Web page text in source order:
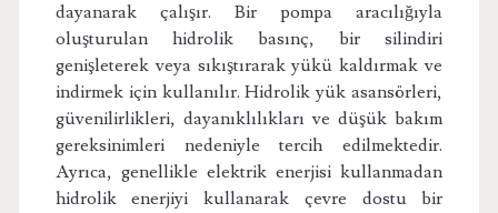
dayanarak çalışır. Bir pompa aracılığıyla
oluşturulan hidrolik basınç, bir silindiri
genişleterek veya sıkıştırarak yükü kaldırmak ve
indirmek için kullanılır. Hidrolik yük asansörleri,
güvenilirlikleri, dayanıklılıkları ve düşük bakım
gereksinimleri nedeniyle tercih edilmektedir.
Ayrıca, genellikle elektrik enerjisi kullanmadan
hidrolik enerjiyi kullanarak çevre dostu bir